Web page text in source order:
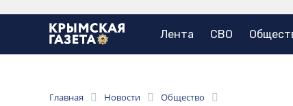
Лента СВО
Главная Новости Общество